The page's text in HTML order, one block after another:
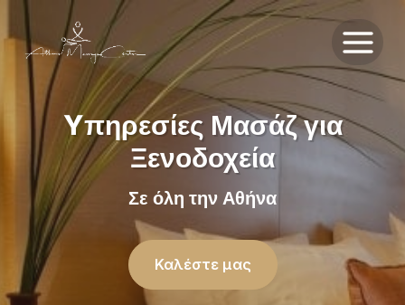
to
content
Yπηρεσίες Μασάζ για
Ξενοδοχεία
Σε όλη την Αθήνα
Καλέστε μας